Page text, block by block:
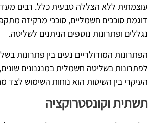
עוצמתית ללא הצללה טבעית כלל. רבים
דוגמת סוככים חשמליים, סוככי מרקיזה
נגללים ופתרונות נוספים הניתנים לשליטה.
הפתרונות המודולריים נעים בין פתרונות
לפתרונות בשליטה חשמלית במנגנונים
העיקרי בין השיטות הוא נוחות השימוש לצד
תשתית וקונסטרוקציה